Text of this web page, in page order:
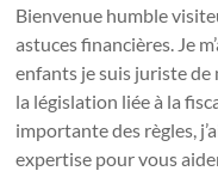
Bienvenue humble
astuces financières. Je
enfants je suis juriste
la législation liée à la
importante des règles,
expertise pour vous